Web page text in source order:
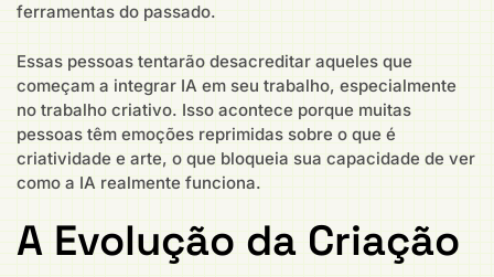
ferramentas do passado.
Essas pessoas tentarão desacreditar aqueles que
começam a integrar IA em seu trabalho, especialmente
no trabalho criativo. Isso acontece porque muitas
pessoas têm emoções reprimidas sobre o que é
criatividade e arte, o que bloqueia sua capacidade de ver
como a IA realmente funciona.
A Evolução da Criação